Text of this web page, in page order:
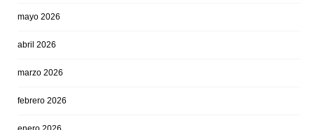
mayo 2026
abril 2026
marzo 2026
febrero 2026